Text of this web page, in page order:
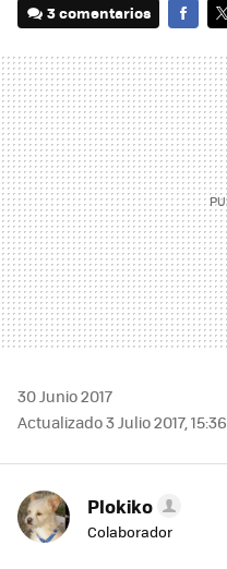
3 comentarios
30 Junio 2017
Actualizado 3 Julio 2017, 15:36
Plokiko
Colaborador